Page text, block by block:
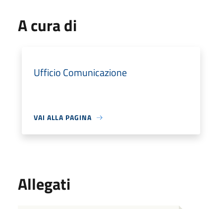
A cura di
Ufficio Comunicazione
VAI ALLA PAGINA
Allegati